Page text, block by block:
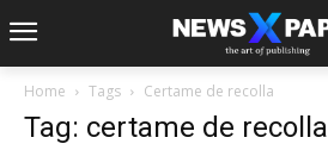
Home Tags Certame de recolla
Tag: certame de recolla